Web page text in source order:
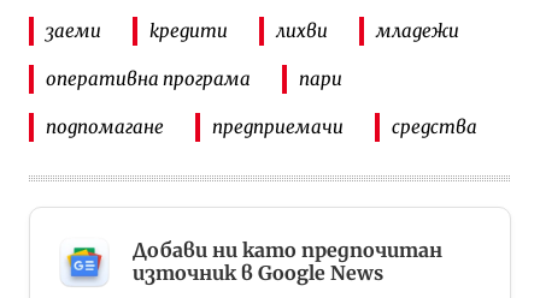
заеми кредити лихви младежи
оперативна програма пари
подпомагане предприемачи средства
Добави ни като предпочитан
източник в Google News